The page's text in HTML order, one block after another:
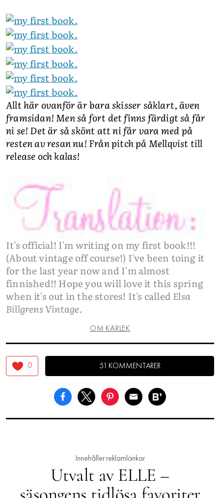
Allt här ovanför är bara skisser såklart, även
framsidan! Men så fort det finns färdigt så får
ni se! Det är så skönt att ni får vara med på
resten av resan nu! Från pitch på Mellqvist till
release och kalas!
It's official! I'm writing on my first book!!!
(About vintage off course!) I've been toing it
for the last year now and I'm almost
finnished!! Hope you will love it this spring
when it's out in the stores! It's called Elsa
Billgrens Vintage.
OM KÄRLEK
0 51 KOMMENTARER
Innehåller reklamlänkar
Utvalt av ELLE –